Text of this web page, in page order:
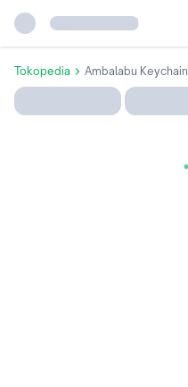
Tokopedia Ambalabu Keychain